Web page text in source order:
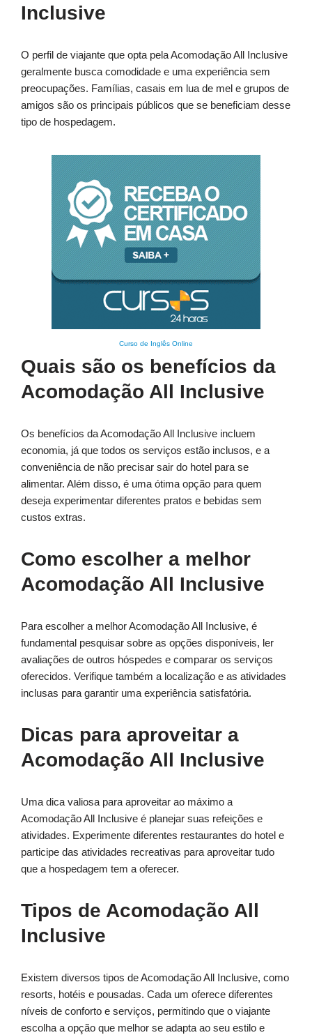
Inclusive
O perfil de viajante que opta pela Acomodação All Inclusive
geralmente busca comodidade e uma experiência sem
preocupações. Famílias, casais em lua de mel e grupos de
amigos são os principais públicos que se beneficiam desse
tipo de hospedagem.
Curso de Inglês Online
Quais são os benefícios da
Acomodação All Inclusive
Os benefícios da Acomodação All Inclusive incluem
economia, já que todos os serviços estão inclusos, e a
conveniência de não precisar sair do hotel para se
alimentar. Além disso, é uma ótima opção para quem
deseja experimentar diferentes pratos e bebidas sem
custos extras.
Como escolher a melhor
Acomodação All Inclusive
Para escolher a melhor Acomodação All Inclusive, é
fundamental pesquisar sobre as opções disponíveis, ler
avaliações de outros hóspedes e comparar os serviços
oferecidos. Verifique também a localização e as atividades
inclusas para garantir uma experiência satisfatória.
Dicas para aproveitar a
Acomodação All Inclusive
Uma dica valiosa para aproveitar ao máximo a
Acomodação All Inclusive é planejar suas refeições e
atividades. Experimente diferentes restaurantes do hotel e
participe das atividades recreativas para aproveitar tudo
que a hospedagem tem a oferecer.
Tipos de Acomodação All
Inclusive
Existem diversos tipos de Acomodação All Inclusive, como
resorts, hotéis e pousadas. Cada um oferece diferentes
níveis de conforto e serviços, permitindo que o viajante
escolha a opção que melhor se adapta ao seu estilo e